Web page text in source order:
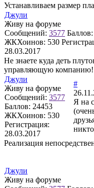
Устанавливаем размер
Джули
Живу на форуме
Сообщений: 3577 Баллов:
ЖКХоинов: 530
28.03.2017
Не знаете куда деть
управляющую компанию!
Джули
Живу на форуме
Сообщений: 3577
Баллов: 24453
ЖКХоинов: 530
Регистрация:
28.03.2017
#
Я на
Реализация
Джули
Живу на форуме